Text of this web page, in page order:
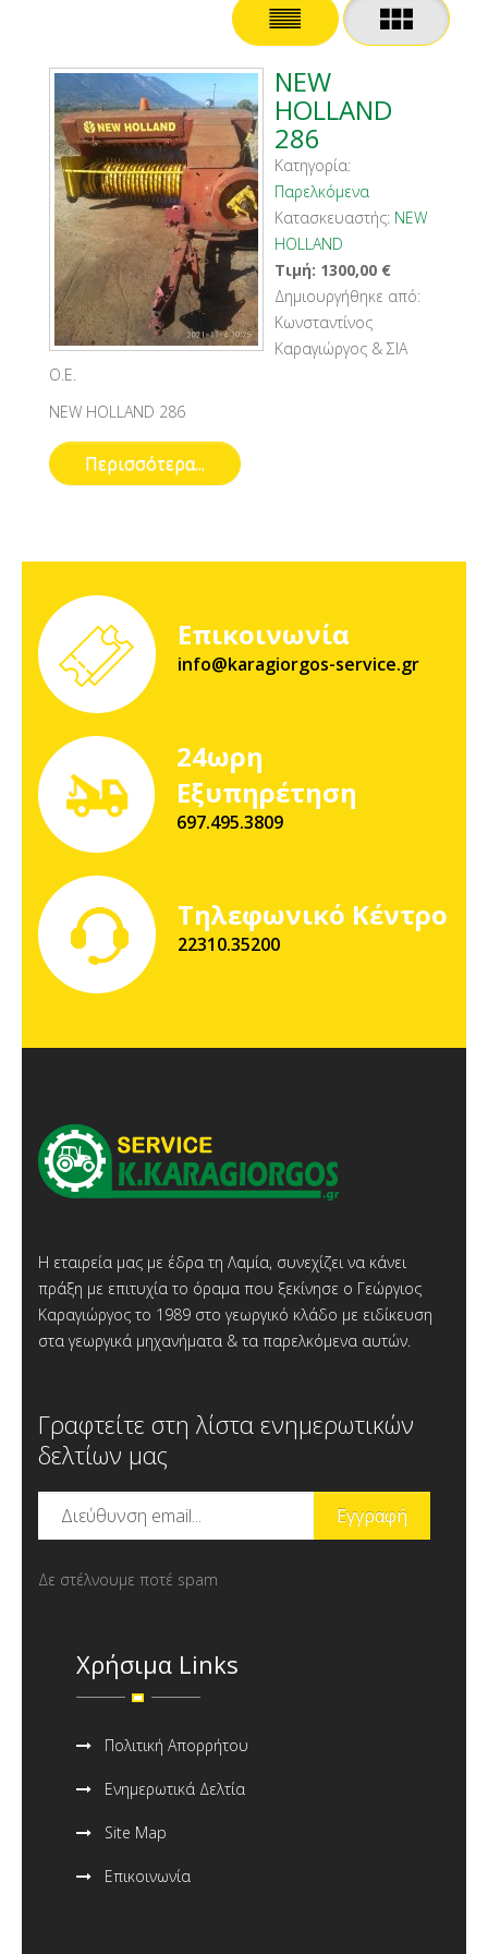
NEW
HOLLAND
286
Κατηγορία:
Παρελκόμενα
Κατασκευαστής: NEW
HOLLAND
Τιμή: 1300,00 €
Δημιουργήθηκε από:
Κωνσταντίνος
Καραγιώργος & ΣΙΑ
Ο.Ε.
NEW HOLLAND 286
Περισσότερα...
Επικοινωνία
info@karagiorgos-service.gr
24ωρη
Εξυπηρέτηση
697.495.3809
Τηλεφωνικό Κέντρο
22310.35200
Η εταιρεία μας με έδρα τη Λαμία, συνεχίζει να κάνει
πράξη με επιτυχία το όραμα που ξεκίνησε ο Γεώργιος
Καραγιώργος το 1989 στο γεωργικό κλάδο με ειδίκευση
στα γεωργικά μηχανήματα & τα παρελκόμενα αυτών.
Γραφτείτε στη λίστα ενημερωτικών
δελτίων μας
Δε στέλνουμε ποτέ spam
Χρήσιμα Links
Πολιτική Απορρήτου
Ενημερωτικά Δελτία
Site Map
Επικοινωνία